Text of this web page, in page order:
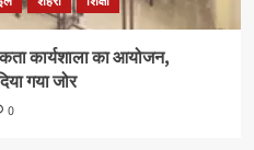
कार्यशाला का आयोजन,
गया जोर
0